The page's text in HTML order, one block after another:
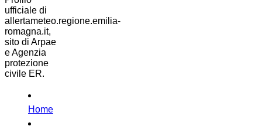
ufficiale di
allertameteo.regione.emilia-
romagna.it,
sito di Arpae
e Agenzia
protezione
civile ER.
Home